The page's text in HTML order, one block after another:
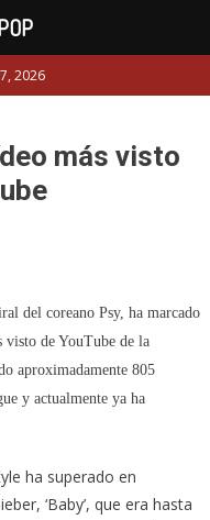
2026
más visto
del coreano Psy, ha marcado
de YouTube de la
aproximadamente 805
y actualmente ya ha
ha superado en
‘Baby’, que era hasta